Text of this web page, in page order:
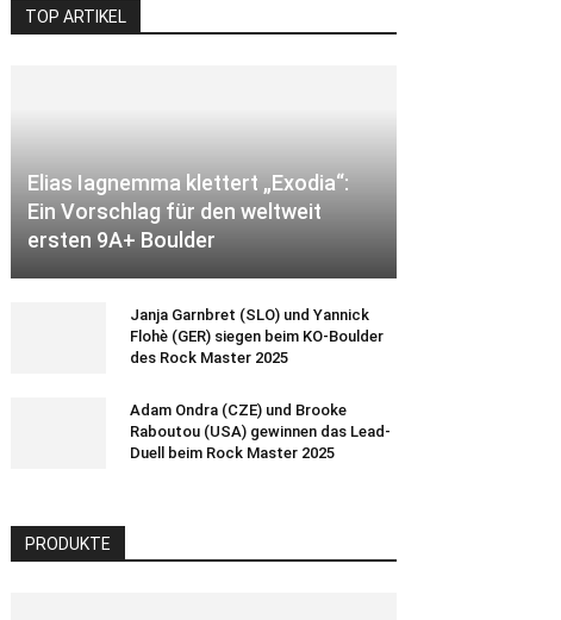
TOP ARTIKEL
Elias Iagnemma klettert „Exodia“:
Ein Vorschlag für den weltweit
ersten 9A+ Boulder
Janja Garnbret (SLO) und Yannick
Flohè (GER) siegen beim KO-Boulder
des Rock Master 2025
Adam Ondra (CZE) und Brooke
Raboutou (USA) gewinnen das Lead-
Duell beim Rock Master 2025
PRODUKTE